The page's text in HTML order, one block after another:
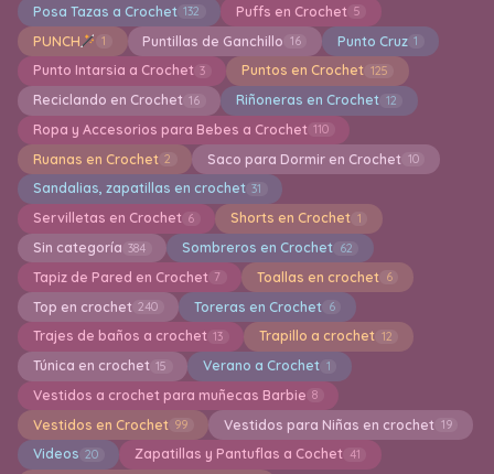
Posa Tazas a Crochet 132 Puffs en Crochet 5
PUNCH 1 Puntillas de Ganchillo 16 Punto Cruz 1
Punto Intarsia a Crochet 3 Puntos en Crochet 125
Reciclando en Crochet 16 Riñoneras en Crochet 12
Ropa y Accesorios para Bebes a Crochet 110
Ruanas en Crochet 2 Saco para Dormir en Crochet 10
Sandalias, zapatillas en crochet 31
Servilletas en Crochet 6 Shorts en Crochet 1
Sin categoría 384 Sombreros en Crochet 62
Tapiz de Pared en Crochet 7 Toallas en crochet 6
Top en crochet 240 Toreras en Crochet 6
Trajes de baños a crochet 13 Trapillo a crochet 12
Túnica en crochet 15 Verano a Crochet 1
Vestidos a crochet para muñecas Barbie 8
Vestidos en Crochet 99 Vestidos para Niñas en crochet 19
Videos 20 Zapatillas y Pantuflas a Cochet 41